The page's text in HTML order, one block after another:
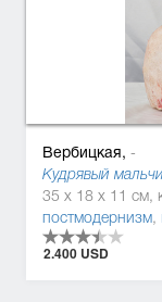
Вербицкая, -
Кудрявый
постмодернизм,
2.400 USD